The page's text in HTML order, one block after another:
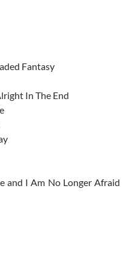
Fantasy
In The End
and I Am No Longer Afraid